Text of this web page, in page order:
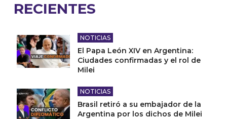
RECIENTES
NOTICIAS
El Papa León XIV en Argentina:
Ciudades confirmadas y el rol de
Milei
NOTICIAS
Brasil retiró a su embajador de la
Argentina por los dichos de Milei